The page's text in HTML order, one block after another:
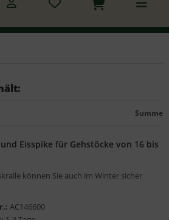
Summe
Eisspike für Gehstöcke von 16 bis
können Sie auch im Winter sicher
AC146600